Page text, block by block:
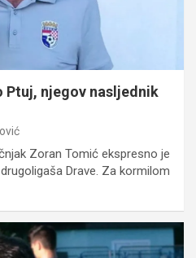
Ptuj, njegov nasljednik
Zoran Tomić ekspresno je
Drave. Za kormilom